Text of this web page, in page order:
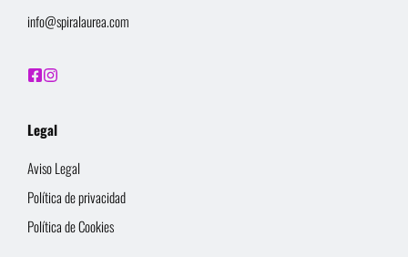
info@spiralaurea.com
Legal
Aviso Legal
Política de privacidad
Política de Cookies